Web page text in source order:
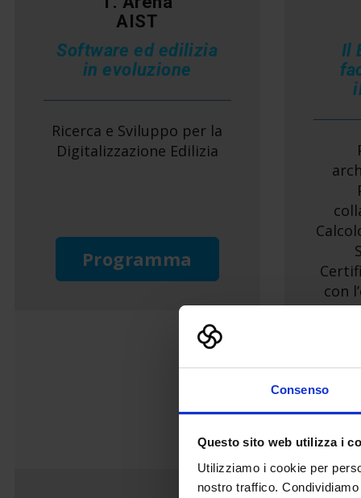
Consenso
Questo sito web utilizza i
Utilizziamo i cookie per
nostro traffico.
AIST
Software ed edilizia
in evoluzione
Ricerca e Sviluppo per la
Digitalizzazione Edilizia
Programma
Il
con